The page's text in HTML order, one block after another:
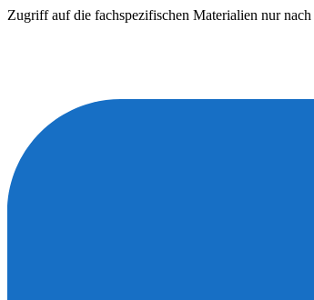
Zugriff auf die fachspezifischen Materialien nur nach